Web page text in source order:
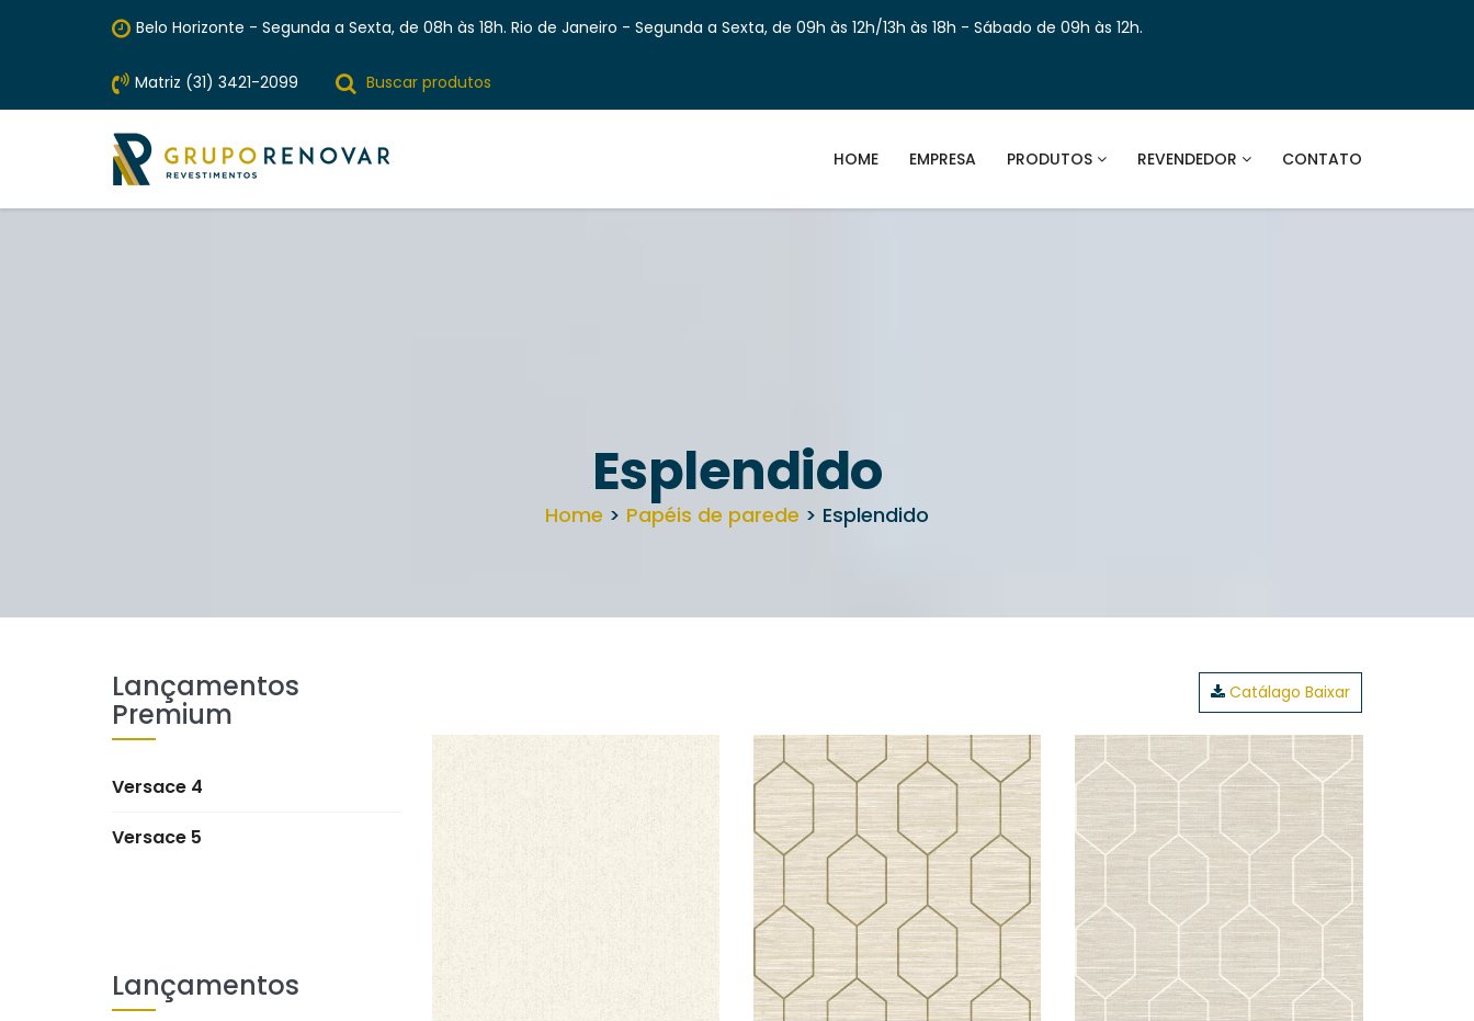
Belo Horizonte - Segunda a Sexta, de 08h às 18h. Rio de Janeiro - Segunda a Sexta, de 09h às 12h/13h às 18h - Sábado de 09h às 12h.
Matriz (31) 3421-2099 Buscar produtos
HOME EMPRESA PRODUTOS REVENDEDOR CONTATO
Esplendido
Home > Papéis de parede > Esplendido
Lançamentos
Premium
Versace 4
Versace 5
Lançamentos
Catálago Baixar